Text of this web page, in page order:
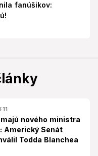
fanúšikov:
nového ministra
Americký Senát
Todda Blanchea